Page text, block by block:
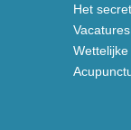
Het
Vacatures
Wettelijke